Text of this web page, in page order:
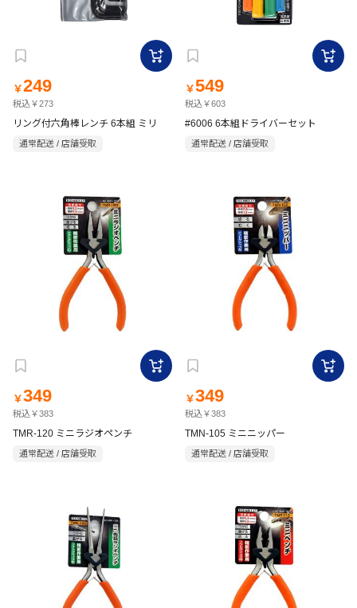
￥249
税込￥273
リング付六角棒レンチ 6本組 ミリ
通常配送 / 店舗受取
￥549
税込￥603
#6006 6本組ドライバーセット
通常配送 / 店舗受取
￥349
税込￥383
TMR-120 ミニラジオペンチ
通常配送 / 店舗受取
￥349
税込￥383
TMN-105 ミニニッパー
通常配送 / 店舗受取